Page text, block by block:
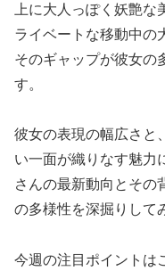
上に大人っぽく妖艶
ライベートな移動中の
そのギャップが彼女の
す。
彼女の表現の幅広さと
い一面が織りなす魅力
さんの最新動向とその
の多様性を深掘りして
今週の注目ポイントは